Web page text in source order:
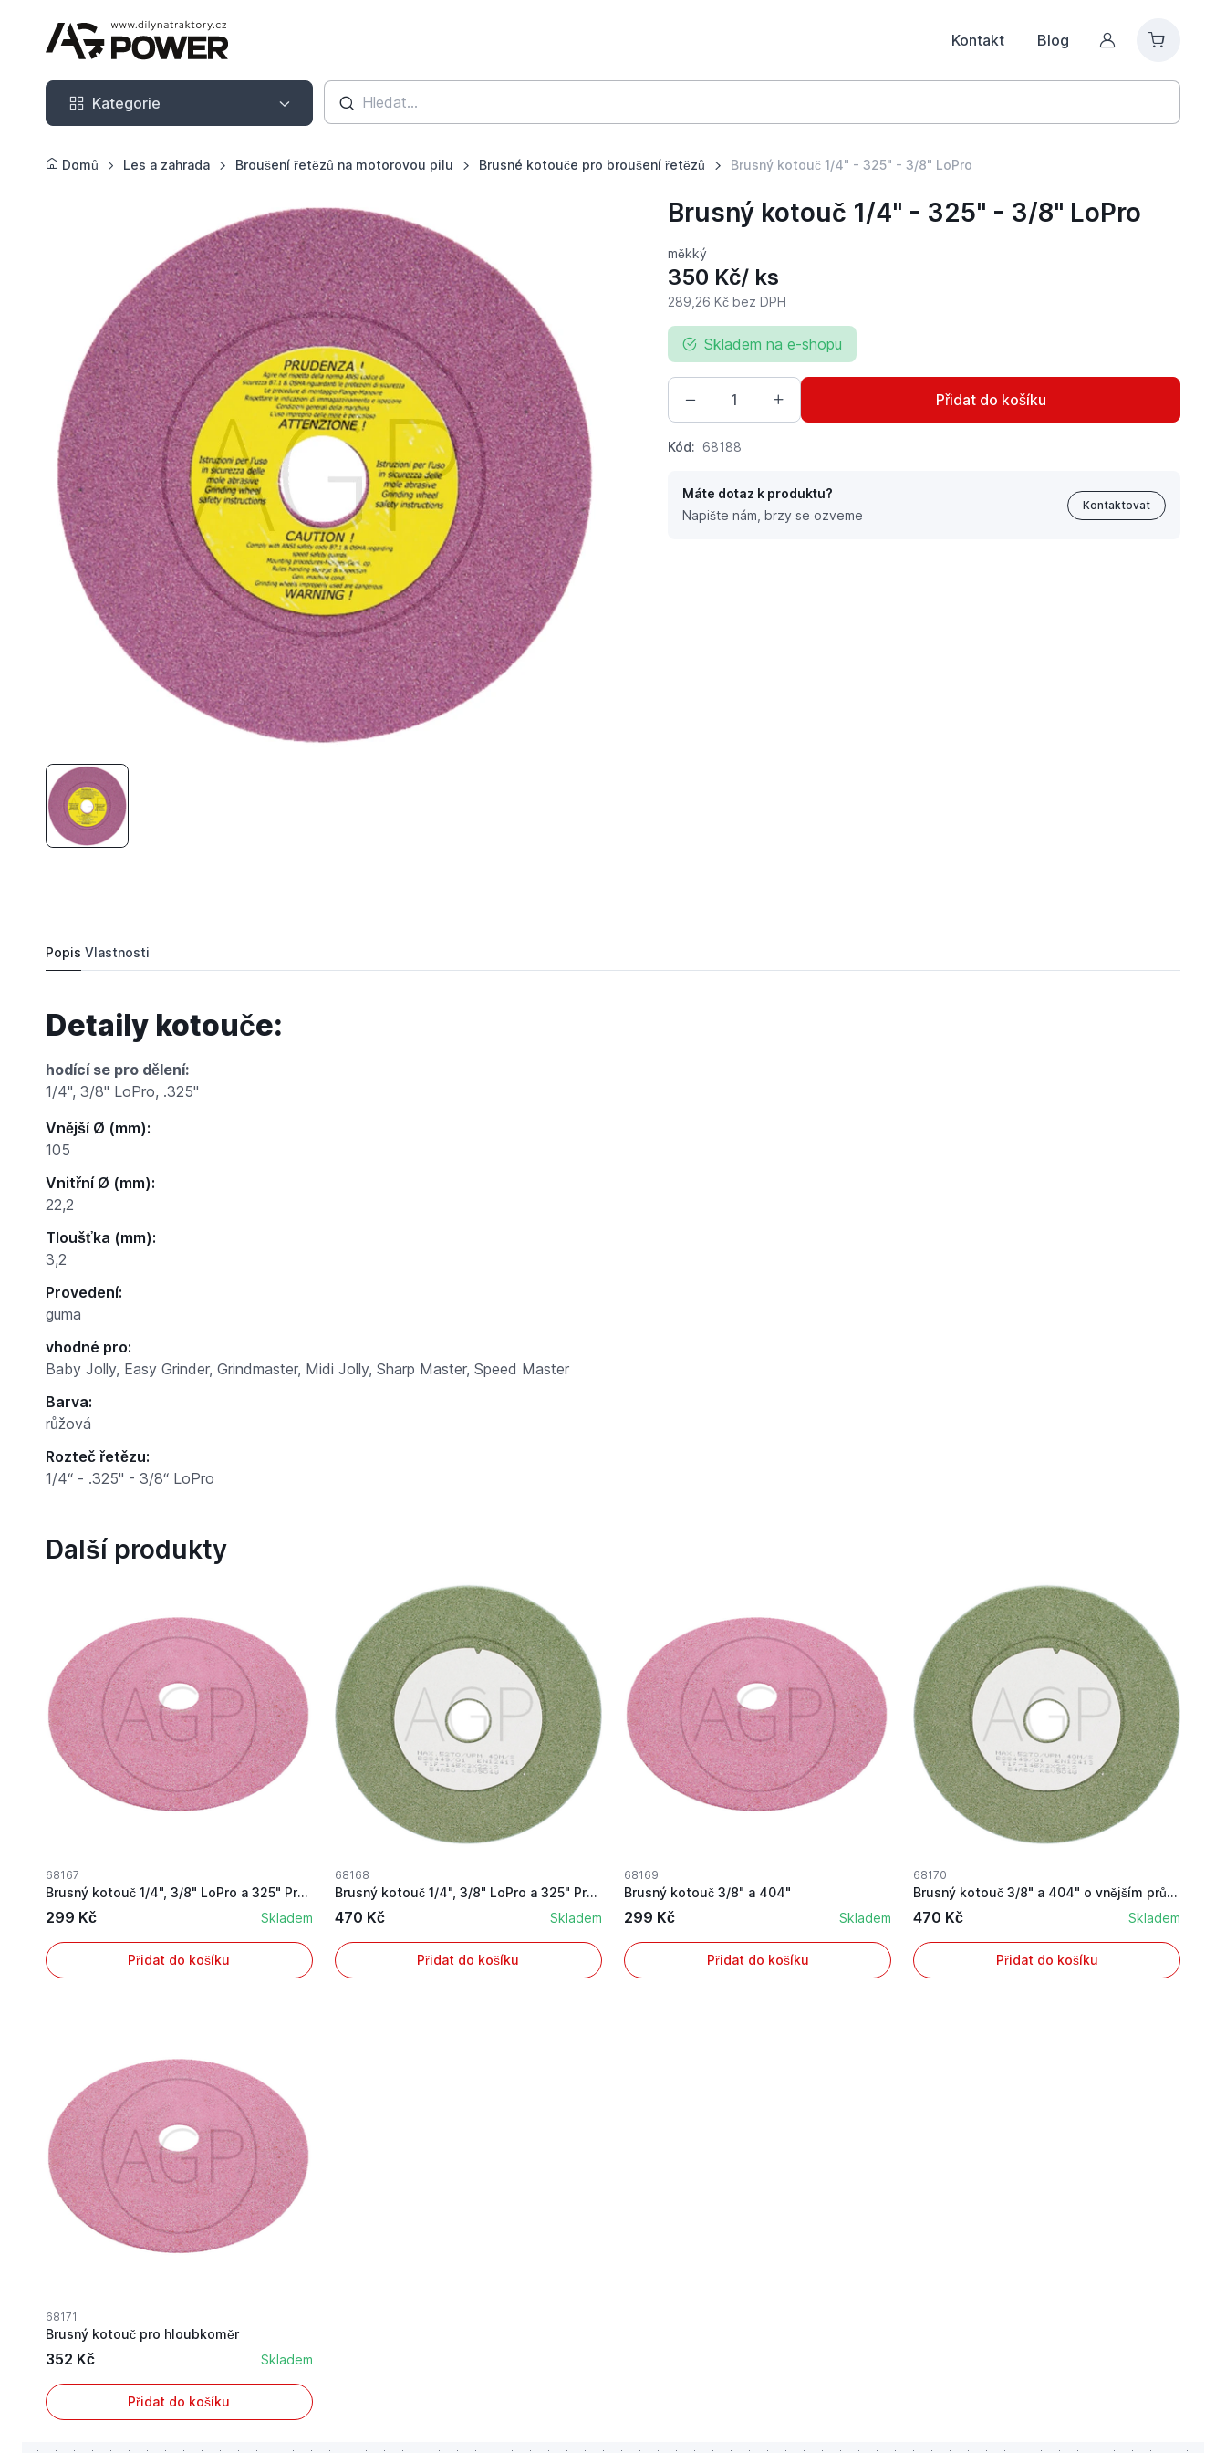
Kontakt Blog Můj účet
Kategorie
Kategorie
Domů Les a zahrada Broušení řetězů na motorovou pilu Brusné kotouče pro broušení řetězů Brusný kotouč 1/4" - 325" - 3/8" LoPro
Brusný kotouč 1/4" - 325" - 3/8" LoPro
měkký
350 Kč/ ks
289,26 Kčbez DPH
Skladem na e-shopu
Přidat do košíku
Kód: 68188
Máte dotaz k produktu?
Napište nám, brzy se ozveme
Kontaktovat
Popis Vlastnosti
Detaily kotouče:
hodící se pro dělení:
1/4", 3/8" LoPro, .325"
Vnější Ø (mm):
105
Vnitřní Ø (mm):
22,2
Tloušťka (mm):
3,2
Provedení:
guma
vhodné pro:
Baby Jolly, Easy Grinder, Grindmaster, Midi Jolly, Sharp Master, Speed Master
Barva:
růžová
Rozteč řetězu:
1/4“ - .325" - 3/8“ LoPro
Další produkty
68167
Brusný kotouč 1/4", 3/8" LoPro a 325" Profi
299 Kč Skladem
Přidat do košíku
68168
Brusný kotouč 1/4", 3/8" LoPro a 325" Profi o v...
470 Kč Skladem
Přidat do košíku
68169
Brusný kotouč 3/8" a 404"
299 Kč Skladem
Přidat do košíku
68170
Brusný kotouč 3/8" a 404" o vnějším průměru 145 mm
470 Kč Skladem
Přidat do košíku
68171
Brusný kotouč pro hloubkoměr
352 Kč Skladem
Přidat do košíku